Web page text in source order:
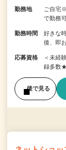
勤務地
ご自宅
で勤務
勤務時間
好きな
後、即
応募資格
＜未経
録多数
後で見る